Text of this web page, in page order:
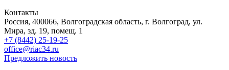
Контакты
Россия, 400066, Волгоградская область, г. Волгоград, ул.
Мира, зд. 19, помещ. 1
+7 (8442) 25-19-25
office@riac34.ru
Предложить новость